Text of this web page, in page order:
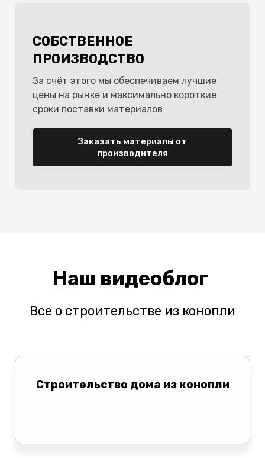
СОБСТВЕННОЕ
ПРОИЗВОДСТВО
За счёт этого мы обеспечиваем лучшие
цены на рынке и максимально короткие
сроки поставки материалов
Заказать материалы от
производителя
Наш видеоблог
Все о строительстве из конопли
Строительство дома из конопли